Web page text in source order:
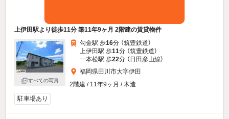
上伊田駅より徒歩11分 築11年9ヶ月 2階建の賃貸物件
すべての写真
勾金駅 歩16分 （筑豊鉄道）
上伊田駅 歩11分 （筑豊鉄道）
一本松駅 歩22分 （日田彦山線）
福岡県田川市大字伊田
2階建 / 11年9ヶ月 / 木造
駐車場あり